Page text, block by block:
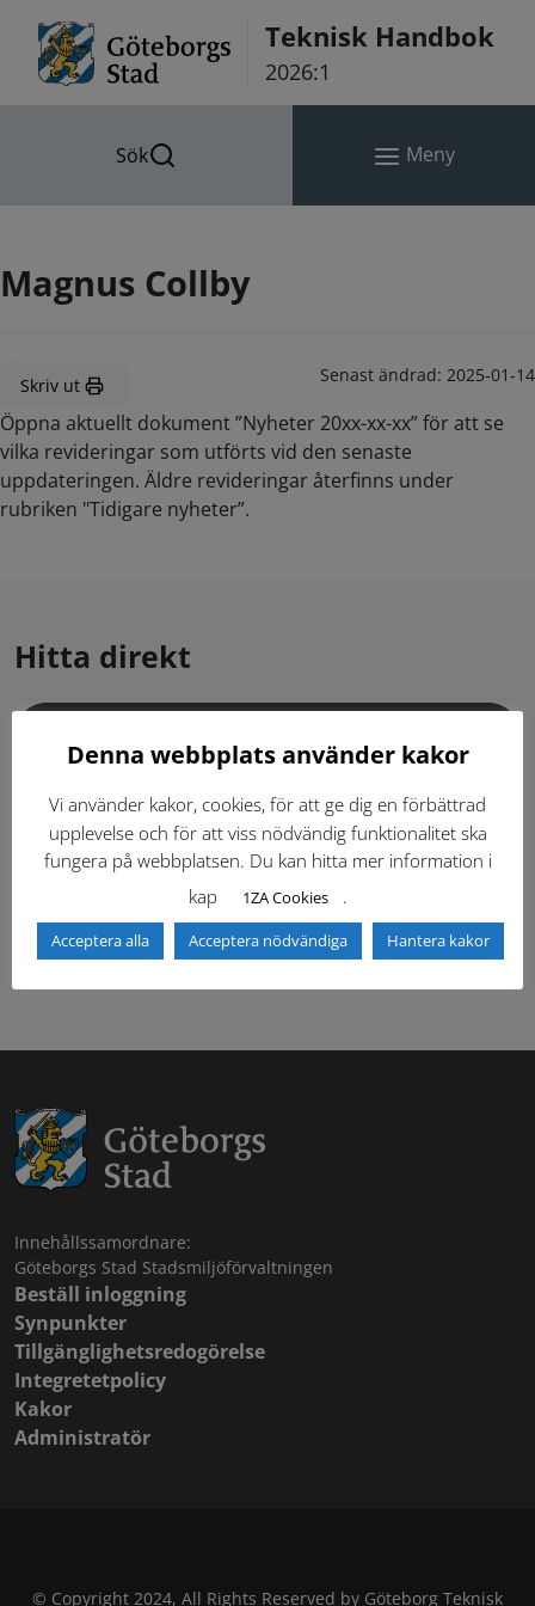
Teknisk Handbok
2026:1
Sök Meny
Magnus Collby
Skriv ut Senast ändrad: 2025-01-14
Öppna aktuellt dokument ”Nyheter 20xx-xx-xx” för att se
vilka revideringar som utförts vid den senaste
uppdateringen. Äldre revideringar återfinns under
rubriken "Tidigare nyheter”.
Hitta direkt
Dokumentbibliotek Kontaktlista
Tidigare versioner Nyheter
Säkerhetsordningen
Innehållssamordnare:
Göteborgs Stad Stadsmiljöförvaltningen
Beställ inloggning
Synpunkter
Tillgänglighetsredogörelse
Integretetpolicy
Kakor
Administratör
© Copyright 2024, All Rights Reserved by Göteborg Teknisk
Denna webbplats använder kakor
Vi använder kakor, cookies, för att ge dig en förbättrad
upplevelse och för att viss nödvändig funktionalitet ska
fungera på webbplatsen. Du kan hitta mer information i
kap
1ZA Cookies .
Acceptera alla Acceptera nödvändiga Hantera kakor